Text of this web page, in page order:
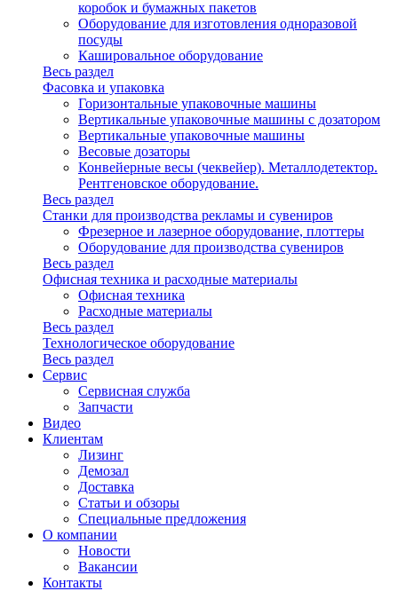
коробок и бумажных пакетов
Оборудование для изготовления одноразовой
посуды
Кашировальное оборудование
Весь раздел
Фасовка и упаковка
Горизонтальные упаковочные машины
Вертикальные упаковочные машины с дозатором
Вертикальные упаковочные машины
Весовые дозаторы
Конвейерные весы (чеквейер). Металлодетектор.
Рентгеновское оборудование.
Весь раздел
Станки для производства рекламы и сувениров
Фрезерное и лазерное оборудование, плоттеры
Оборудование для производства сувениров
Весь раздел
Офисная техника и расходные материалы
Офисная техника
Расходные материалы
Весь раздел
Технологическое оборудование
Весь раздел
Сервис
Сервисная служба
Запчасти
Видео
Клиентам
Лизинг
Демозал
Доставка
Статьи и обзоры
Специальные предложения
О компании
Новости
Вакансии
Контакты